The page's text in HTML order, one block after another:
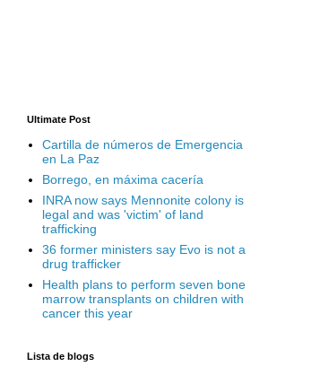
Ultimate Post
Cartilla de números de Emergencia
en La Paz
Borrego, en máxima cacería
INRA now says Mennonite colony is
legal and was 'victim' of land
trafficking
36 former ministers say Evo is not a
drug trafficker
Health plans to perform seven bone
marrow transplants on children with
cancer this year
Lista de blogs